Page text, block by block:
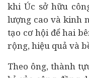
khi Úc sở hữu
lượng cao và kinh
tạo cơ hội để hai
rộng, hiệu quả và
Theo ông, thành